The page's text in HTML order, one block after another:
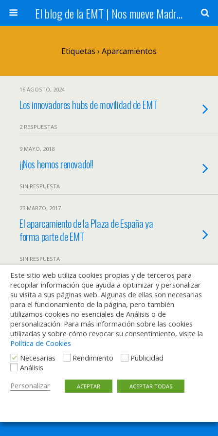
El blog de la EMT | Nos mueve Madrid
Etiquetas › Aparcamientos
16 AGOSTO, 2024
Los innovadores hubs de movilidad de EMT
2 RESPUESTAS
9 MAYO, 2018
¡¡Nos hemos renovado!!
SIN RESPUESTA
23 MARZO, 2017
El aparcamiento de la Plaza de España ya
forma parte de EMT
SIN RESPUESTA
1 SEPTIEMBRE, 2015
Buscar parking en Madrid será más fácil
con la nueva ‘app’ creada por la EMT
SIN RESPUESTA
Móvil Escritorio
Este sitio web utiliza cookies propias y de terceros para
recopilar información que ayuda a optimizar y personalizar
su visita a sus páginas web. Algunas de ellas son necesarias
para el funcionamiento de la página, pero también
utilizamos cookies no esenciales de Análisis o de
personalización. Para más información sobre las cookies
utilizadas y sobre cómo revocar su consentimiento, visite la
Política de Cookies
Necesarias
Rendimiento
Publicidad
Análisis
Personalizar
ACEPTAR ACEPTAR TODAS